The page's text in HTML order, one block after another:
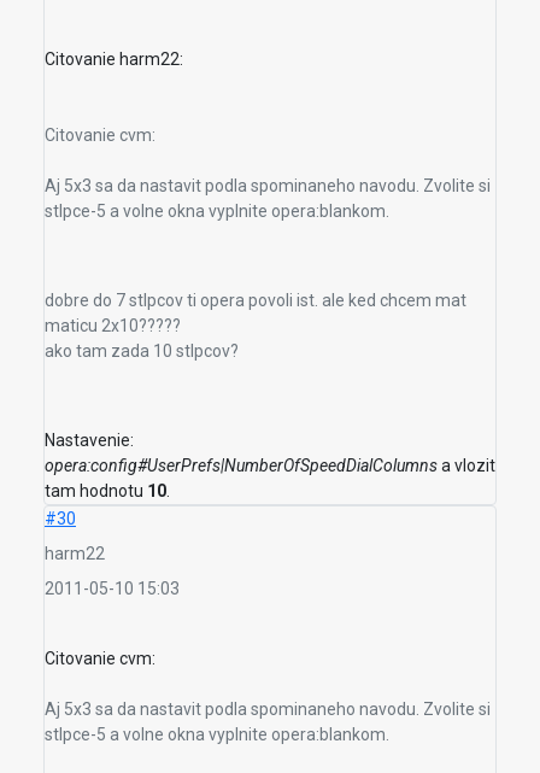
Citovanie harm22:
Citovanie cvm:
Aj 5x3 sa da nastavit podla spominaneho navodu. Zvolite si
stlpce-5 a volne okna vyplnite opera:blankom.
dobre do 7 stlpcov ti opera povoli ist. ale ked chcem mat
maticu 2x10?????
ako tam zada 10 stlpcov?
Nastavenie:
opera:config#UserPrefs|NumberOfSpeedDialColumnsa vlozit
tam hodnotu 10
#30
harm22
2011-05-10 15:03
Citovanie cvm:
Aj 5x3 sa da nastavit podla spominaneho navodu. Zvolite si
stlpce-5 a volne okna vyplnite opera:blankom.